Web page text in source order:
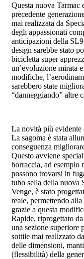
Questa nuova Tarmac
precedente
mai realizzata da
degli appassionati
anticipazioni della
design sarebbe stato
bicicletta super
un’evoluzione mirata
modifiche,
sarebbero state
“danneggiando” altre
La novità più evidente
La sagoma è stata
conseguenza
Questo avviene
borraccia, ad
possono trovarsi in
tubo sella della nuova
Venge, è stato
reale, permettendo
grazie a questa
Rapide, riprogettato
una sezione superiore
sottile mai realizzato
delle dimensioni,
(flessibilità) della